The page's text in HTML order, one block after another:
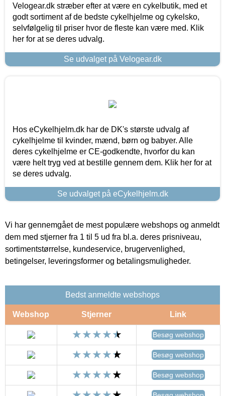
Velogear.dk stræber efter at være en cykelbutik, med et
godt sortiment af de bedste cykelhjelme og cykelsko,
selvfølgelig til priser hvor de fleste kan være med. Klik
her for at se deres udvalg.
Se udvalget på Velogear.dk
Hos eCykelhjelm.dk har de DK's største udvalg af
cykelhjelme til kvinder, mænd, børn og babyer. Alle
deres cykelhjelme er CE-godkendte, hvorfor du kan
være helt tryg ved at bestille gennem dem. Klik her for at
se deres udvalg.
Se udvalget på eCykelhjelm.dk
Vi har gennemgået de mest populære webshops og anmeldt
dem med stjerner fra 1 til 5 ud fra bl.a. deres prisniveau,
sortimentstørrelse, kundeservice, brugervenlighed,
betingelser, leveringsformer og betalingsmuligheder.
Bedst anmeldte webshops
Webshop Stjerner Link
Besøg webshop
Besøg webshop
Besøg webshop